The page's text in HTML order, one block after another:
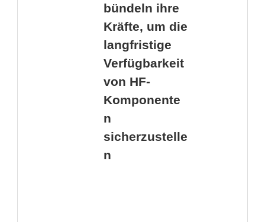
bündeln ihre
Kräfte, um die
langfristige
Verfügbarkeit
von HF-
Komponente
n
sicherzustelle
n